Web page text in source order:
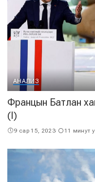
АНАЛИЗ
Францын Батлан
(I)
9 сар 15, 2023 11 минут